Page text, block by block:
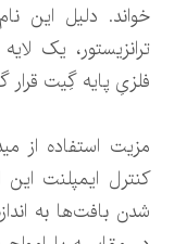
خواند. دلیل این
فلزیِ پایه گِیت قرار
مزیت استفاده از
کنترل ایمپلنت
شدن بافت‌ها به